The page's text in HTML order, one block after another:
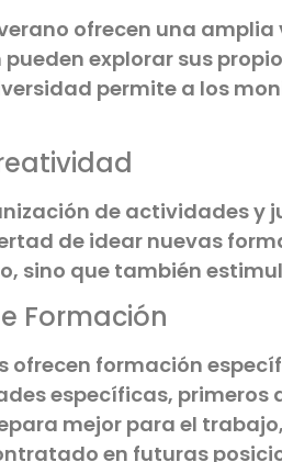
ofrecen una
explorar sus
permite a los
de actividades y
de idear nuevas
sino que también
Formación
ofrecen formación
específicas, primeros
mejor para el
en futuras